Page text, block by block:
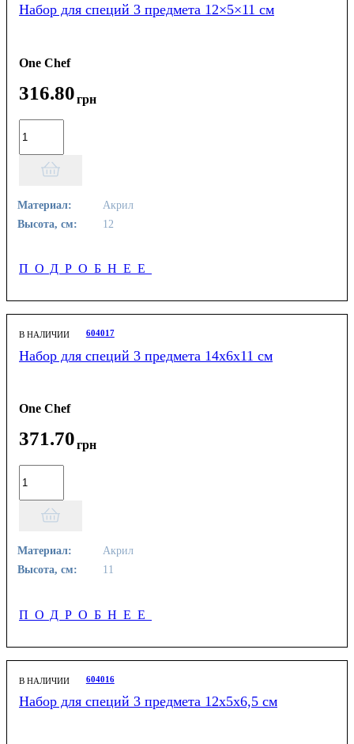
Набор для специй 3 предмета 12×5×11 см
One Chef
316.80грн
Материал:
Акрил
Высота, см:
12
ПОДРОБНЕЕ
В НАЛИЧИИ 604017
Набор для специй 3 предмета 14х6х11 см
One Chef
371.70грн
Материал:
Акрил
Высота, см:
11
ПОДРОБНЕЕ
В НАЛИЧИИ 604016
Набор для специй 3 предмета 12х5х6,5 см